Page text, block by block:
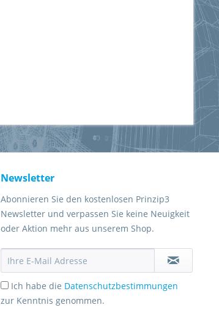
Newsletter
Abonnieren Sie den kostenlosen Prinzip3
Newsletter und verpassen Sie keine Neuigkeit
oder Aktion mehr aus unserem Shop.
Ich habe die Datenschutzbestimmungen
zur Kenntnis genommen.